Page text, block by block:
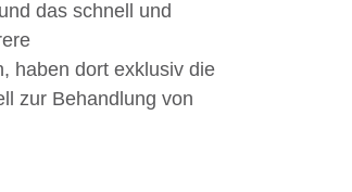
das schnell und
haben dort exklusiv die
zur Behandlung von